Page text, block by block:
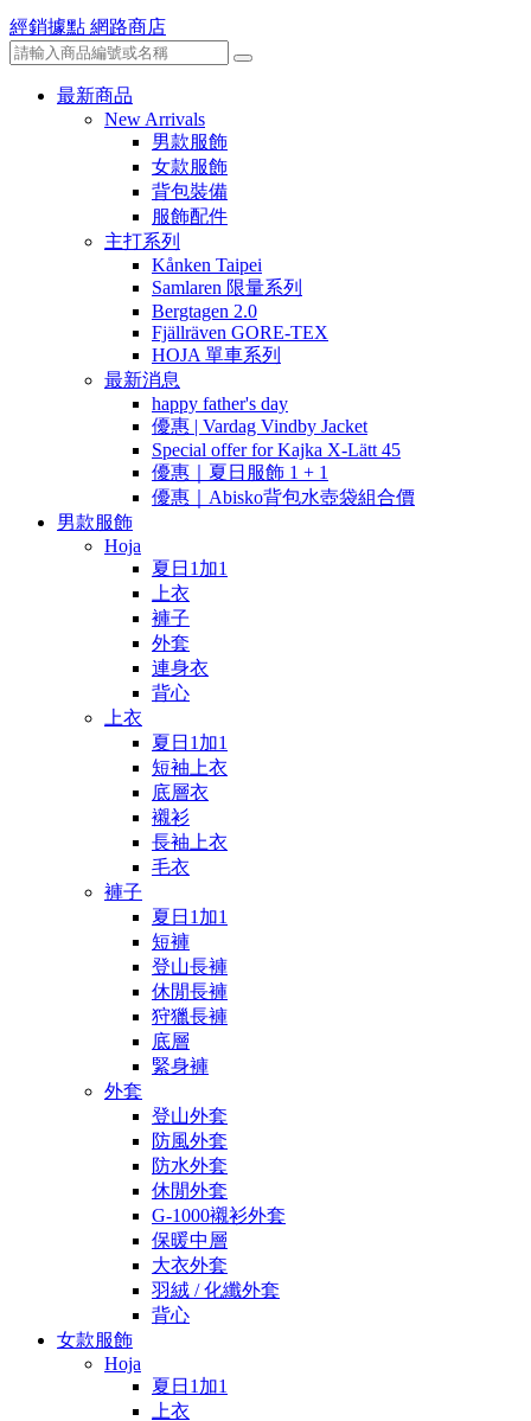
經銷據點 網路商店
最新商品
New Arrivals
男款服飾
女款服飾
背包裝備
服飾配件
主打系列
Kånken Taipei
Samlaren 限量系列
Bergtagen 2.0
Fjällräven GORE-TEX
HOJA 單車系列
最新消息
happy father's day
優惠 | Vardag Vindby Jacket
Special offer for Kajka X-Lätt 45
優惠｜夏日服飾 1 + 1
優惠｜Abisko背包水壺袋組合價
男款服飾
Hoja
夏日1加1
上衣
褲子
外套
連身衣
背心
上衣
夏日1加1
短袖上衣
底層衣
襯衫
長袖上衣
毛衣
褲子
夏日1加1
短褲
登山長褲
休閒長褲
狩獵長褲
底層
緊身褲
外套
登山外套
防風外套
防水外套
休閒外套
G-1000襯衫外套
保暖中層
大衣外套
羽絨 / 化纖外套
背心
女款服飾
Hoja
夏日1加1
上衣